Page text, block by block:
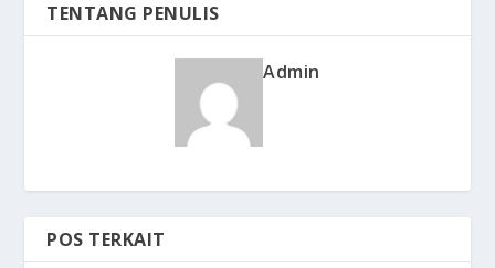
TENTANG PENULIS
Admin
POS TERKAIT